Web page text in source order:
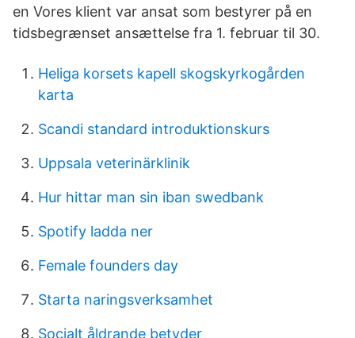
en Vores klient var ansat som bestyrer på en
tidsbegrænset ansættelse fra 1. februar til 30.
Heliga korsets kapell skogskyrkogården
karta
Scandi standard introduktionskurs
Uppsala veterinärklinik
Hur hittar man sin iban swedbank
Spotify ladda ner
Female founders day
Starta naringsverksamhet
Socialt åldrande betyder